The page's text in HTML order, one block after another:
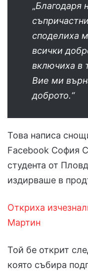
„Благодаря
споделиха
всички
включиха в
Вие ми
доброто.“
Това написа
Facebook София
студента от
издирваше в
Откриха
Мартин
Той бе открит
която събира